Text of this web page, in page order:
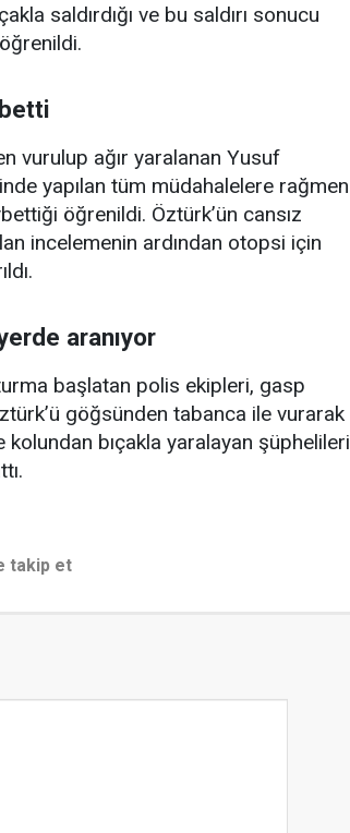
saldırdığı ve bu saldırı sonucu
vurulup ağır yaralanan Yusuf
yapılan tüm müdahalelere rağmen
öğrenildi. Öztürk’ün cansız
incelemenin ardından otopsi için
aranıyor
başlatan polis ekipleri, gasp
göğsünden tabanca ile vurarak
kolundan bıçakla yaralayan şüphelileri
takip et